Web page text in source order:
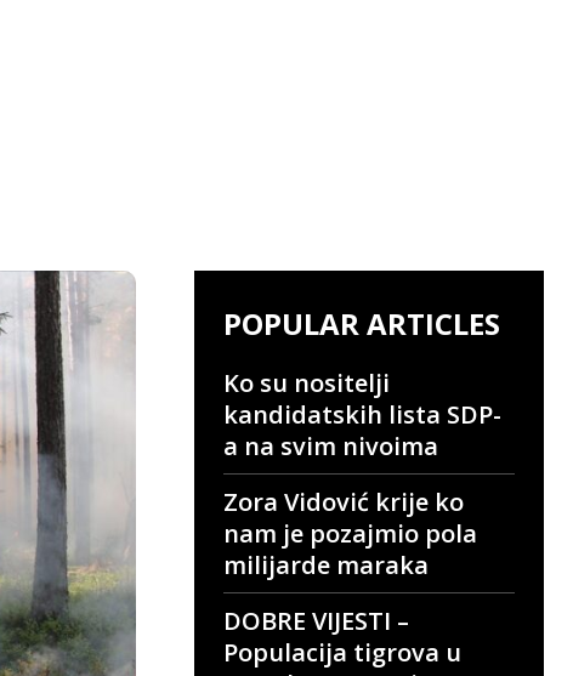
POPULAR ARTICLES
Ko su nositelji
kandidatskih lista SDP-
a na svim nivoima
Zora Vidović krije ko
nam je pozajmio pola
milijarde maraka
DOBRE VIJESTI –
Populacija tigrova u